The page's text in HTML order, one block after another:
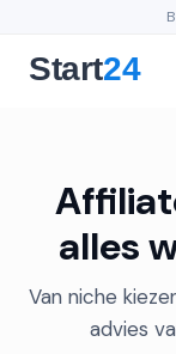
alles
Van niche
advies